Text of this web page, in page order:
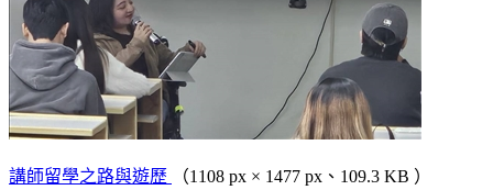
講師留學之路與遊歷 （1108 px × 1477 px、109.3 KB ）